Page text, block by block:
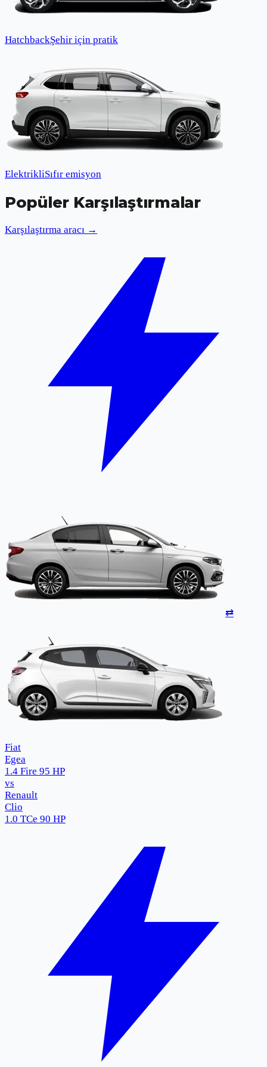
HatchbackŞehir için pratik
ElektrikliSıfır emisyon
Popüler Karşılaştırmalar
Karşılaştırma aracı →
⇄
Fiat
Egea
1.4 Fire 95 HP
vs
Renault
Clio
1.0 TCe 90 HP